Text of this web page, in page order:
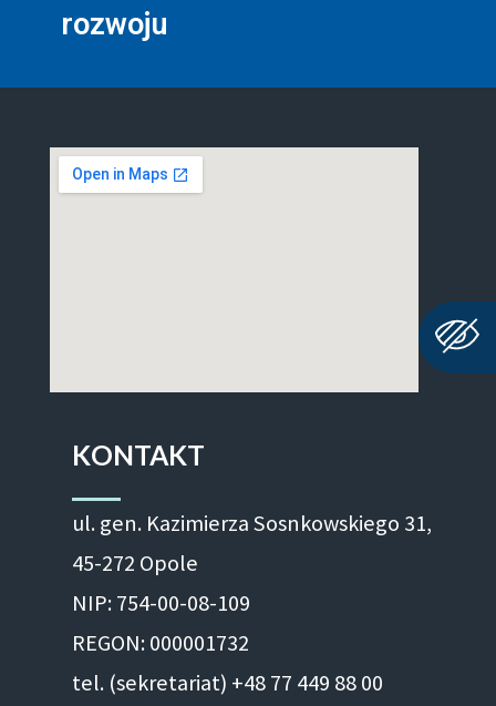
rozwoju
KONTAKT
ul. gen. Kazimierza Sosnkowskiego 31,
45-272 Opole
NIP: 754-00-08-109
REGON: 000001732
tel. (sekretariat) +48 77 449 88 00